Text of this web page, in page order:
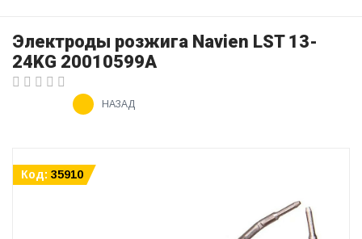
Электроды розжига Navien LST 13-
24KG 20010599A
НАЗАД
Код: 35910